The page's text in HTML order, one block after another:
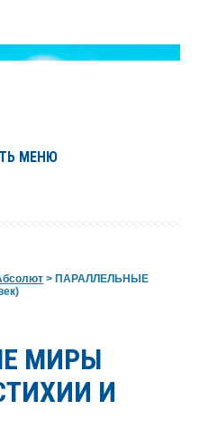
МЕНЮ
>ПАРАЛЛЕЛЬНЫЕ
МИРЫ
И